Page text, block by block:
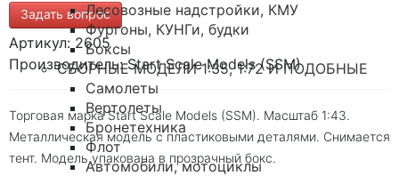
Лесовозные надстройки, КМУ
Фургоны, КУНГи, будки
Боксы
СБОРНЫЕ МОДЕЛИ 1:35, 1:72 И ПОДОБНЫЕ
Самолеты
Вертолеты
Бронетехника
Флот
Автомобили, мотоциклы
Задать вопрос
Артикул: 2605
Производитель: Start Scale Models (SSM)
Торговая марка Start Scale Models (SSM). Масштаб 1:43.
Металлическая модель с пластиковыми деталями. Снимается
тент. Модель упакована в прозрачный бокс.